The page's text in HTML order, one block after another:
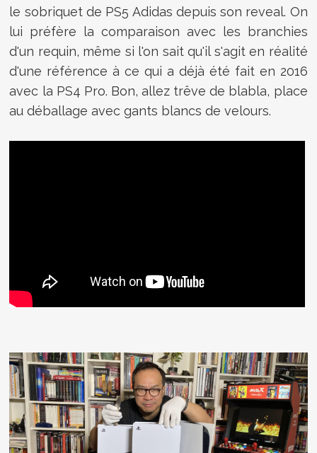
le sobriquet de PS5 Adidas depuis son reveal. On
lui préfère la comparaison avec les branchies
d'un requin, même si l'on sait qu'il s'agit en réalité
d'une référence à ce qui a déjà été fait en 2016
avec la PS4 Pro. Bon, allez trêve de blabla, place
au déballage avec gants blancs de velours.